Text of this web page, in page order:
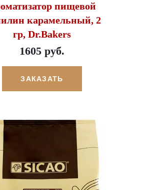
пищевой
карамельный, 2
гр, Dr.Bakers
1605 руб.
ЗАКАЗАТЬ